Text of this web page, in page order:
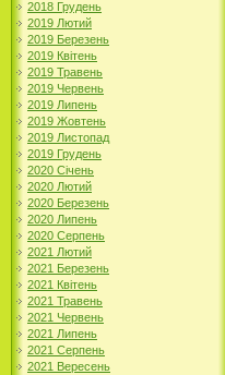
2018 Грудень
2019 Лютий
2019 Березень
2019 Квітень
2019 Травень
2019 Червень
2019 Липень
2019 Жовтень
2019 Листопад
2019 Грудень
2020 Січень
2020 Лютий
2020 Березень
2020 Липень
2020 Серпень
2021 Лютий
2021 Березень
2021 Квітень
2021 Травень
2021 Червень
2021 Липень
2021 Серпень
2021 Вересень